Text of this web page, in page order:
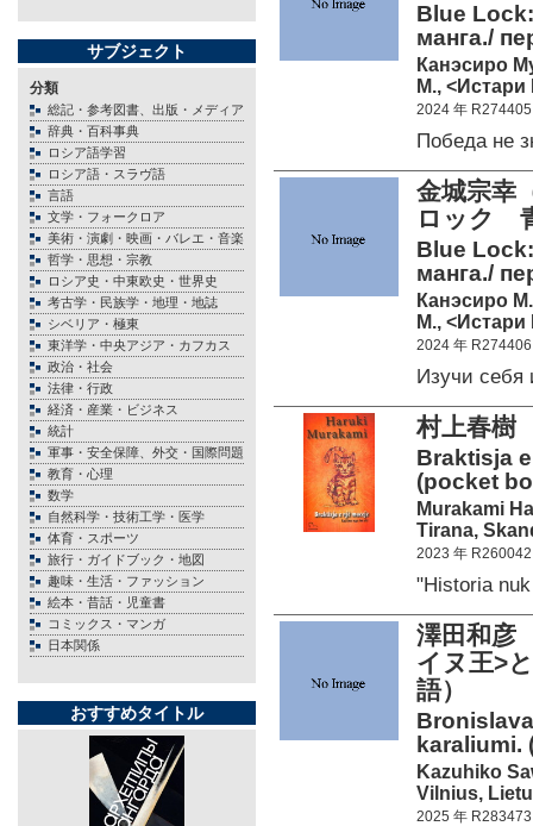
サブジェクト
分類
総記・参考図書、出版・メディア
辞典・百科事典
ロシア語学習
ロシア語・スラヴ語
言語
文学・フォークロア
美術・演劇・映画・バレエ・音楽
哲学・思想・宗教
ロシア史・中東欧史・世界史
考古学・民族学・地理・地誌
シベリア・極東
東洋学・中央アジア・カフカス
政治・社会
法律・行政
経済・産業・ビジネス
統計
軍事・安全保障、外交・国際問題
教育・心理
数学
自然科学・技術工学・医学
体育・スポーツ
旅行・ガイドブック・地図
趣味・生活・ファッション
絵本・昔話・児童書
コミックス・マンガ
日本関係
おすすめタイトル
Blue
манга./
Канэсиро
М., <Истари
2024 年 R274405
Победа не
金城宗幸
ロック
Blue
манга./
Канэсиро
М., <Истари
2024 年 R274406
Изучи себя
村上春
Braktisja
(pocket
Murakami
Tirana,
2023 年 R260042
"Historia
澤田和
イヌ王>
語）
karaliumi.
Kazuhiko
Vilnius,
2025 年 R283473